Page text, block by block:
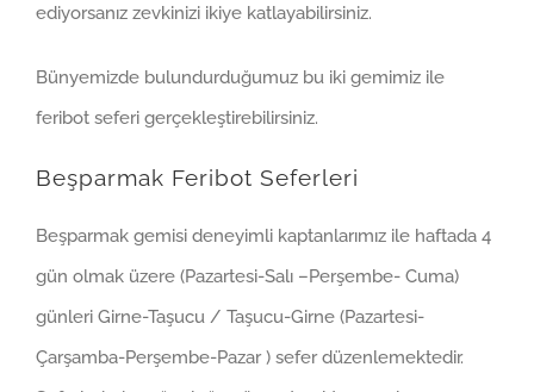
ediyorsanız zevkinizi ikiye katlayabilirsiniz.
Bünyemizde bulundurduğumuz bu iki gemimiz ile
feribot seferi gerçekleştirebilirsiniz.
Beşparmak Feribot Seferleri
Beşparmak gemisi deneyimli kaptanlarımız ile haftada 4
gün olmak üzere (Pazartesi-Salı –Perşembe- Cuma)
günleri Girne-Taşucu / Taşucu-Girne (Pazartesi-
Çarşamba-Perşembe-Pazar ) sefer düzenlemektedir.